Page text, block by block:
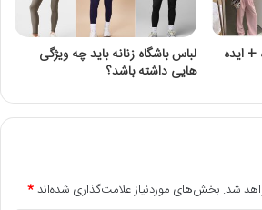
+ ایده لباس باشگاه زنانه باید چه ویژگی
هایی داشته باشد؟
شد. بخش‌های موردنیاز علامت‌گذاری شده‌اند*